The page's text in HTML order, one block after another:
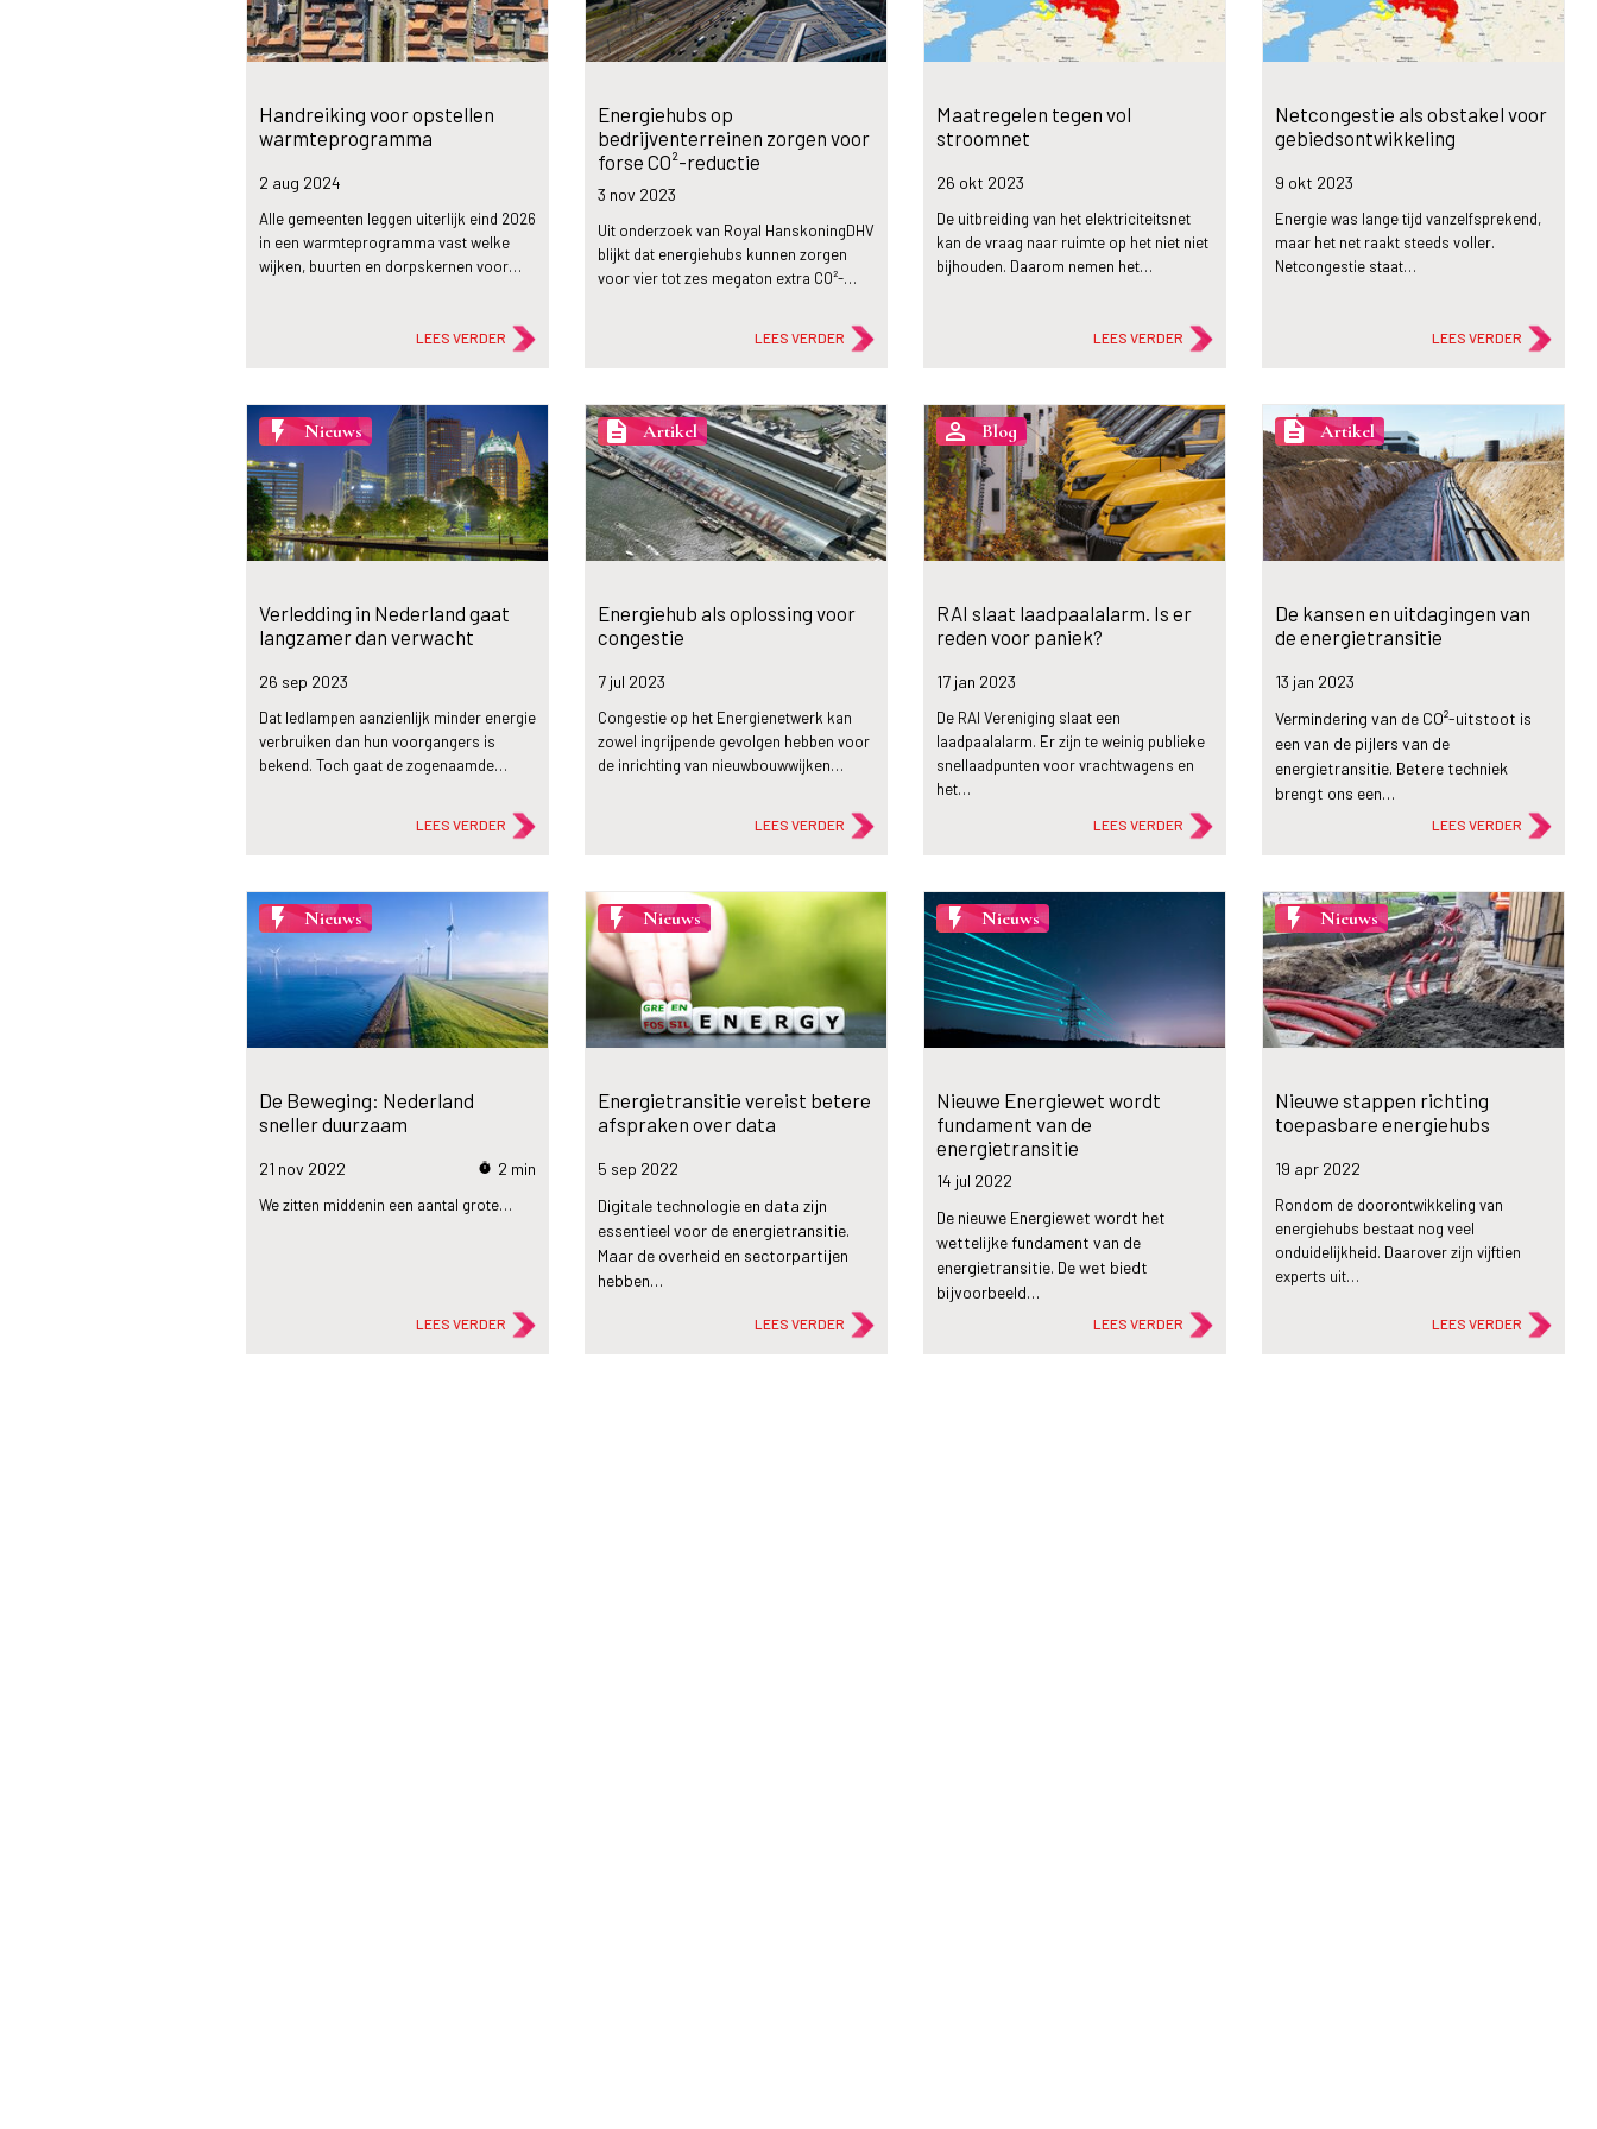
Handreiking voor opstellen
warmteprogramma
2 aug 2024
Alle gemeenten leggen uiterlijk eind 2026
in een warmteprogramma vast welke
wijken, buurten en dorpskernen voor…
LEES VERDER
Energiehubs op
bedrijventerreinen zorgen voor
forse CO²-reductie
3 nov 2023
Uit onderzoek van Royal HanskoningDHV
blijkt dat energiehubs kunnen zorgen
voor vier tot zes megaton extra CO²-…
LEES VERDER
Maatregelen tegen vol
stroomnet
26 okt 2023
De uitbreiding van het elektriciteitsnet
kan de vraag naar ruimte op het niet niet
bijhouden. Daarom nemen het…
LEES VERDER
Netcongestie als obstakel voor
gebiedsontwikkeling
9 okt 2023
Energie was lange tijd vanzelfsprekend,
maar het net raakt steeds voller.
Netcongestie staat…
LEES VERDER
flash_on Nieuws
Verledding in Nederland gaat
langzamer dan verwacht
26 sep 2023
Dat ledlampen aanzienlijk minder energie
verbruiken dan hun voorgangers is
bekend. Toch gaat de zogenaamde…
LEES VERDER
description Artikel
Energiehub als oplossing voor
congestie
7 jul 2023
Congestie op het Energienetwerk kan
zowel ingrijpende gevolgen hebben voor
de inrichting van nieuwbouwwijken…
LEES VERDER
person_outline Blog
RAI slaat laadpaalalarm. Is er
reden voor paniek?
17 jan 2023
De RAI Vereniging slaat een
laadpaalalarm. Er zijn te weinig publieke
snellaadpunten voor vrachtwagens en
het…
LEES VERDER
description Artikel
De kansen en uitdagingen van
de energietransitie
13 jan 2023
Vermindering van de CO²-uitstoot is
een van de pijlers van de
energietransitie. Betere techniek
brengt ons een…
LEES VERDER
flash_on Nieuws
De Beweging: Nederland
sneller duurzaam
21 nov 2022 timer 2 min
We zitten middenin een aantal grote…
LEES VERDER
flash_on Nieuws
Energietransitie vereist betere
afspraken over data
5 sep 2022
Digitale technologie en data zijn
essentieel voor de energietransitie.
Maar de overheid en sectorpartijen
hebben…
LEES VERDER
flash_on Nieuws
Nieuwe Energiewet wordt
fundament van de
energietransitie
14 jul 2022
De nieuwe Energiewet wordt het
wettelijke fundament van de
energietransitie. De wet biedt
bijvoorbeeld…
LEES VERDER
flash_on Nieuws
Nieuwe stappen richting
toepasbare energiehubs
19 apr 2022
Rondom de doorontwikkeling van
energiehubs bestaat nog veel
onduidelijkheid. Daarover zijn vijftien
experts uit…
LEES VERDER